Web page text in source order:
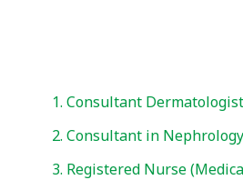
1. Consultant
2. Consultant in
3. Registered Nurse